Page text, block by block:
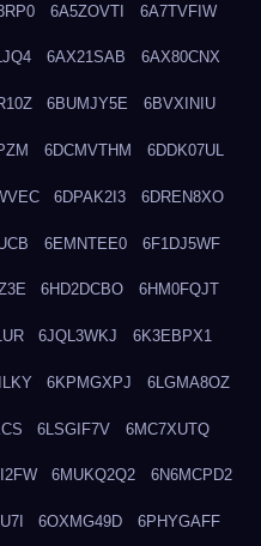
6A5ZOVTI 6A7TVFIW
6AX21SAB 6AX80CNX
6BUMJY5E 6BVXINIU
6DCMVTHM 6DDK07UL
6DPAK2I3 6DREN8XO
6EMNTEE0 6F1DJ5WF
6HD2DCBO 6HM0FQJT
6JQL3WKJ 6K3EBPX1
6KPMGXPJ 6LGMA8OZ
6LSGIF7V 6MC7XUTQ
6MUKQ2Q2 6N6MCPD2
6OXMG49D 6PHYGAFF